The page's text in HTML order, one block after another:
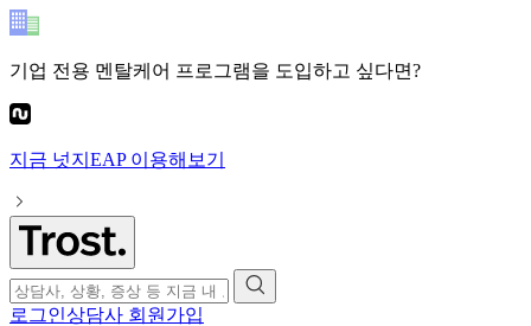
기업 전용 멘탈케어 프로그램을 도입하고 싶다면?
지금 넛지EAP이용해보기
로그인상담사 회원가입